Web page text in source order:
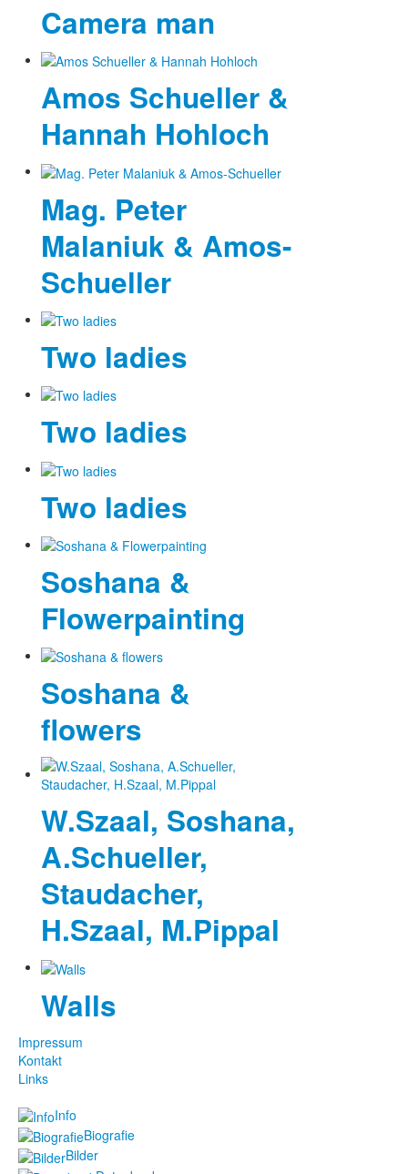
Camera man
Amos Schueller &
Hannah Hohloch
Mag. Peter
Malaniuk & Amos-
Schueller
Two ladies
Two ladies
Two ladies
Soshana &
Flowerpainting
Soshana &
flowers
W.Szaal, Soshana,
A.Schueller,
Staudacher,
H.Szaal, M.Pippal
Walls
Impressum
Kontakt
Links
Info
Biografie
Bilder